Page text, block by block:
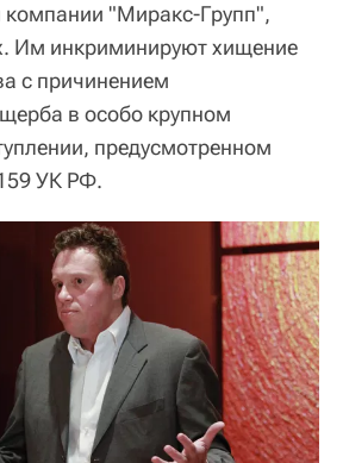
компании "Миракс-Групп",
Им инкриминируют хищение
с причинением
в особо крупном
предусмотренном
УК РФ.